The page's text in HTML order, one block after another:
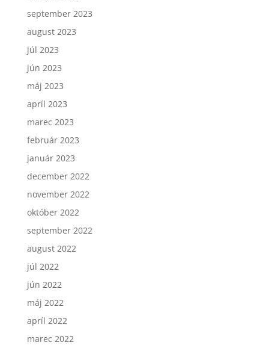
september 2023
august 2023
júl 2023
jún 2023
máj 2023
apríl 2023
marec 2023
február 2023
január 2023
december 2022
november 2022
október 2022
september 2022
august 2022
júl 2022
jún 2022
máj 2022
apríl 2022
marec 2022